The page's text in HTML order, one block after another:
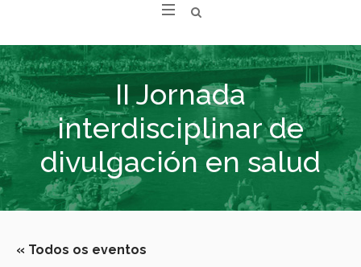
II Jornada
interdisciplinar de
divulgación en salud
« Todos os eventos